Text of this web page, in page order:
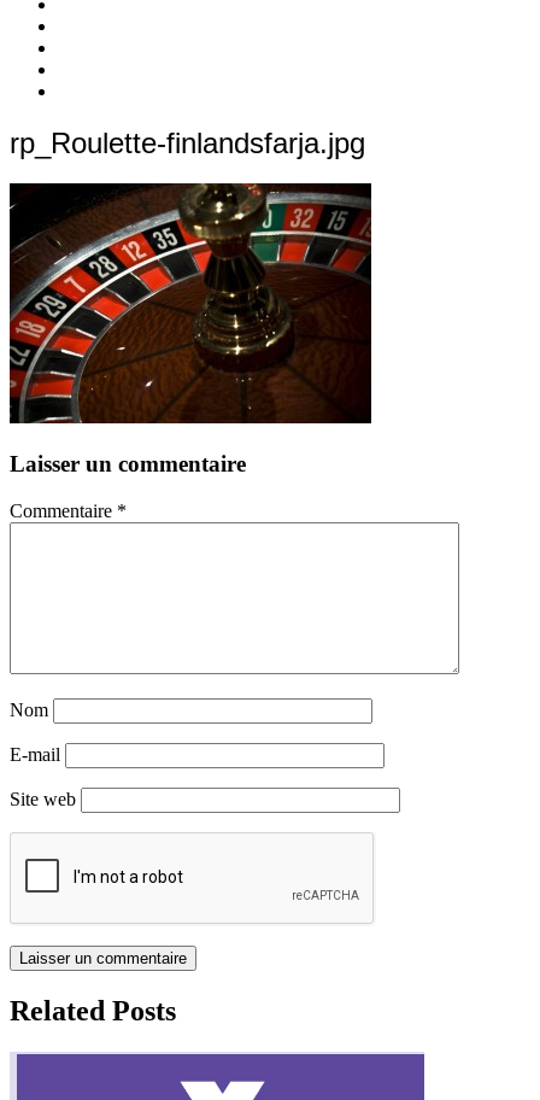
rp_Roulette-finlandsfarja.jpg
Laisser un commentaire
Commentaire *
Nom
E-mail
Site web
Related Posts